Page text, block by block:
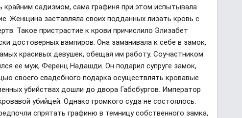
крайним садизмом, сама графиня при этом испытывала
Женщина заставляла своих подданных лизать кровь с
Такое пристрастие к крови причислило Элизабет
достоверных вампиров. Она заманивала к себе в замок,
красивых девушек, обещая им работу. Соучастником
ее муж, Ференц Надашди. Он подарил супруге замок,
своего свадебного подарка осуществлять кровавые
убийствах дошли до двора Габсбургов. Император
убийцей. Однако громкого суда не состоялось.
спрятать графиню в темницу собственного замка,